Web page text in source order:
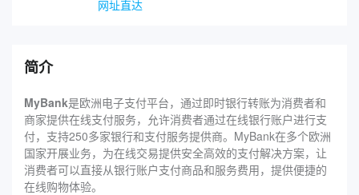
网址直达
简介
MyBank是欧洲电子支付平台，通过即时银行转账为消费者和
商家提供在线支付服务，允许消费者通过在线银行账户进行支
付，支持250多家银行和支付服务提供商。MyBank在多个欧洲
国家开展业务，为在线交易提供安全高效的支付解决方案，让
消费者可以直接从银行账户支付商品和服务费用，提供便捷的
在线购物体验。